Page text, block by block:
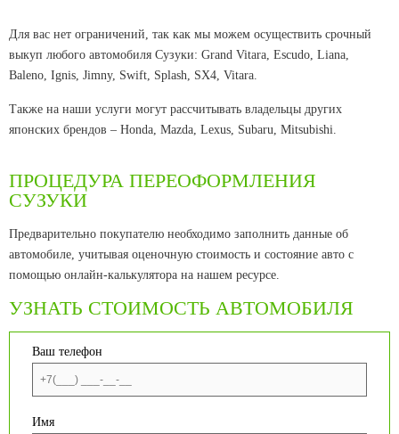
Для вас нет ограничений, так как мы можем осуществить срочный
выкуп любого автомобиля Сузуки: Grand Vitara, Escudo, Liana,
Baleno, Ignis, Jimny, Swift, Splash, SX4, Vitara.
Также на наши услуги могут рассчитывать владельцы других
японских брендов – Honda, Mazda, Lexus, Subaru, Mitsubishi.
ПРОЦЕДУРА ПЕРЕОФОРМЛЕНИЯ
СУЗУКИ
Предварительно покупателю необходимо заполнить данные об
автомобиле, учитывая оценочную стоимость и состояние авто с
помощью онлайн-калькулятора на нашем ресурсе.
УЗНАТЬ СТОИМОСТЬ АВТОМОБИЛЯ
Ваш телефон
Имя